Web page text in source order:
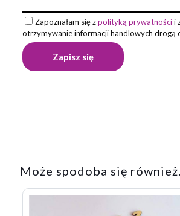
Zapoznałam się zpolityką prywatnościi
otrzymywanie informacji handlowych drogą
Może spodoba się